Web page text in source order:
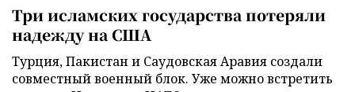
Три исламских государства потеряли
надежду на США
Турция, Пакистан и Саудовская Аравия создали
совместный военный блок. Уже можно встретить